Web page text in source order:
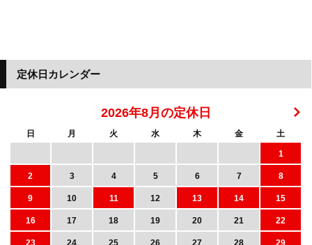
定休日カレンダー
2026年8月の定休日
日 月 火 水 木 金
土
1
2
3 4 5 6 7
8
9
10 11 12 13 14
15
16
17 18 19 20 21
22
23
24 25 26 27 28
29